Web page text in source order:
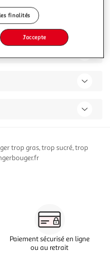
trop gras, trop sucré, trop
Paiement sécurisé en ligne
ou au retrait
finalités
J'accepte